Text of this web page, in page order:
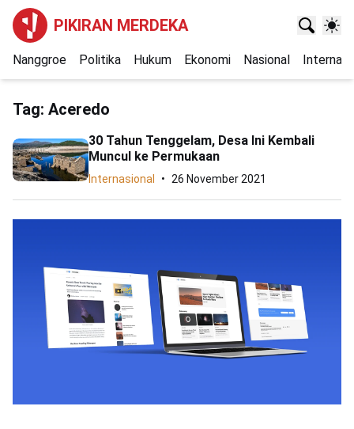
PIKIRAN MERDEKA
Nanggroe Politika Hukum Ekonomi Nasional
Tag: Aceredo
30 Tahun Tenggelam, Desa Ini Kembali
Muncul ke Permukaan
Internasional 26 November 2021